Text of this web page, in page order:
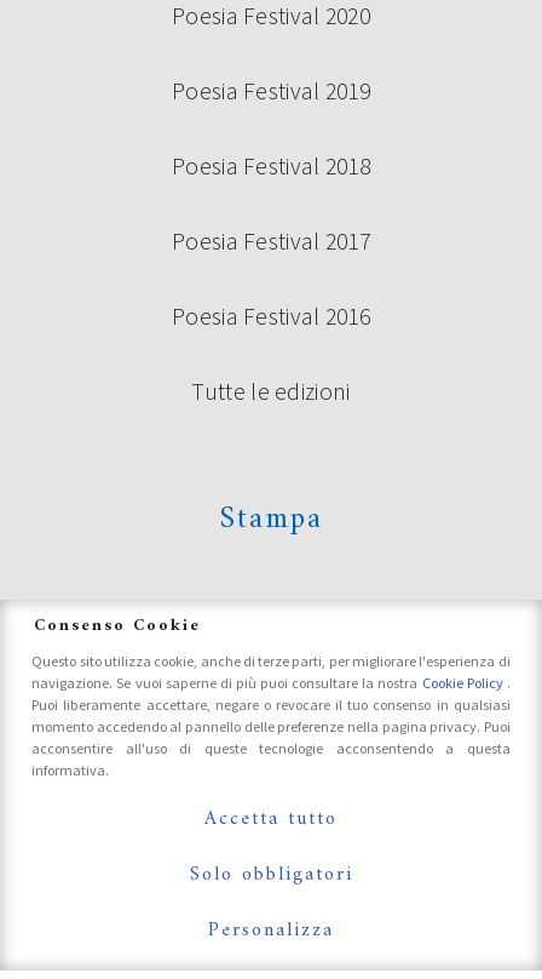
Poesia Festival 2020
Poesia Festival 2019
Poesia Festival 2018
Poesia Festival 2017
Poesia Festival 2016
Tutte le edizioni
Stampa
Accrediti Stampa e Fotografi
Follow Us On
Consenso Cookie
Questo sito utilizza cookie, anche di terze parti, per migliorare l'esperienza di
navigazione. Se vuoi saperne di più puoi consultare la nostra Cookie Policy .
Puoi liberamente accettare, negare o revocare il tuo consenso in qualsiasi
momento accedendo al pannello delle preferenze nella pagina privacy. Puoi
acconsentire all'uso di queste tecnologie acconsentendo a questa
informativa.
Accetta tutto
Solo obbligatori
Personalizza